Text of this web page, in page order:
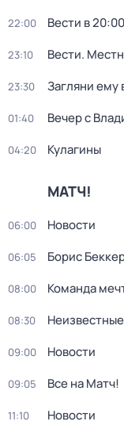
22:00 Вести в 20:00
23:10 Вести.
23:30 Загляни ему
01:40 Вечер с
04:20 Кулагины
МАТЧ!
06:00 Новости
06:05 Борис
08:00 Команда
08:30
09:00 Новости
09:05 Все на Матч!
11:10 Новости